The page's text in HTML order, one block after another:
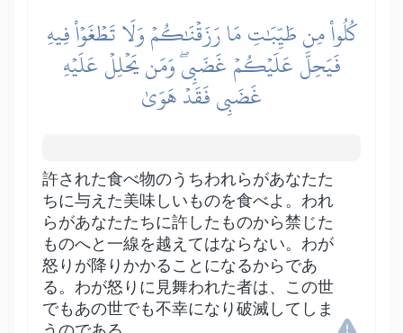
كُلُواْ مِن طَيِّبَٰتِ مَا رَزَقۡنَٰكُمۡ وَلَا تَطۡغَوۡاْ فِيهِ
فَيَحِلَّ عَلَيۡكُمۡ غَضَبِيۖ وَمَن يَحۡلِلۡ عَلَيۡهِ
غَضَبِي فَقَدۡ هَوَىٰ
許された食べ物のうちわれらがあなたた
ちに与えた美味しいものを食べよ。われ
らがあなたたちに許したものから禁じた
ものへと一線を越えてはならない。わが
怒りが降りかかることになるからであ
る。わが怒りに見舞われた者は、この世
でもあの世でも不幸になり破滅してしま